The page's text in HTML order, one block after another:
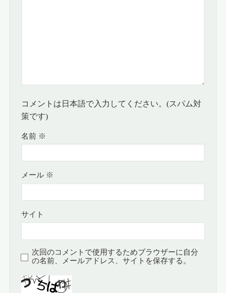
コメントは日本語で入力してください。(スパム対
策です)
名前 ※
メール ※
サイト
次回のコメントで使用するためブラウザーに自分
の名前、メールアドレス、サイトを保存する。